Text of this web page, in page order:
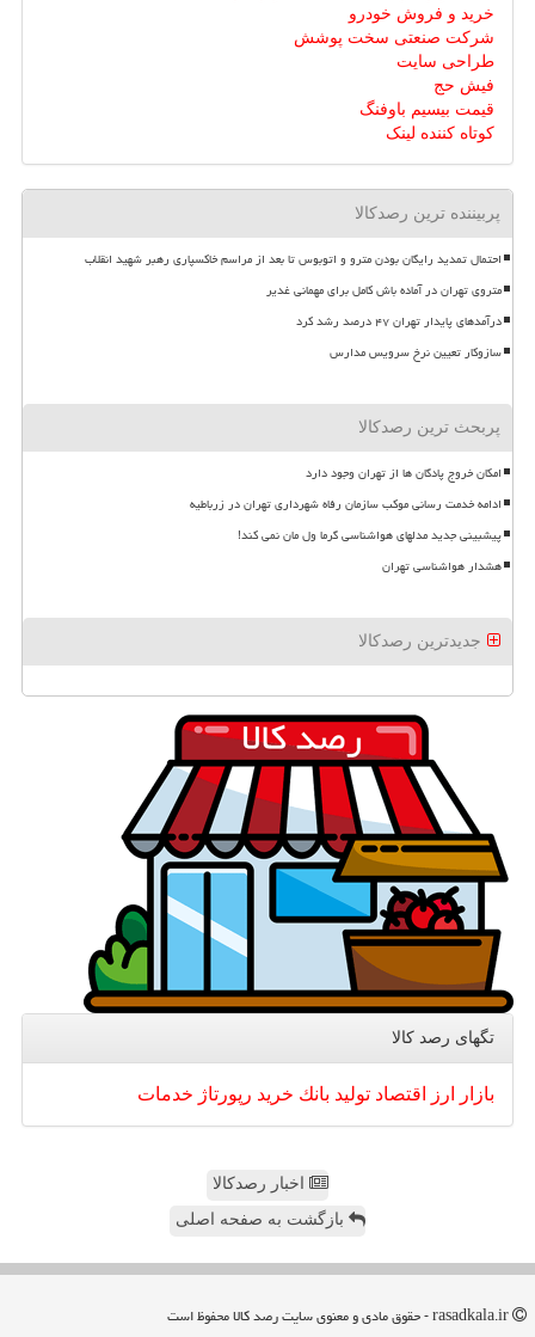
خرید و فروش خودرو
شرکت صنعتی سخت پوشش
طراحی سایت
فیش حج
قیمت بیسیم باوفنگ
کوتاه کننده لینک
پربیننده ترین رصدکالا
احتمال تمدید رایگان بودن مترو و اتوبوس تا بعد از مراسم خاکسپاری رهبر شهید انقلاب
متروی تهران در آماده باش کامل برای مهمانی غدیر
درآمدهای پایدار تهران ۴۷ درصد رشد کرد
سازوکار تعیین نرخ سرویس مدارس
پربحث ترین رصدکالا
امکان خروج پادگان ها از تهران وجود دارد
ادامه خدمت رسانی موکب سازمان رفاه شهرداری تهران در زرباطیه
پیشبینی جدید مدلهای هواشناسی گرما ول مان نمی کند!
هشدار هواشناسی تهران
جدیدترین رصدکالا
تگهای رصد كالا
بازار ارز اقتصاد تولید بانك خرید رپورتاژ خدمات
اخبار رصدکالا
بازگشت به صفحه اصلی